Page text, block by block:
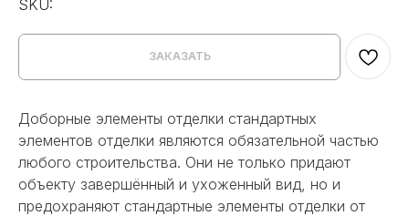
SKU:
ЗАКАЗАТЬ
Доборные элементы отделки стандартных
элементов отделки являются обязательной частью
любого строительства. Они не только придают
объекту завершённый и ухоженный вид, но и
предохраняют стандартные элементы отделки от